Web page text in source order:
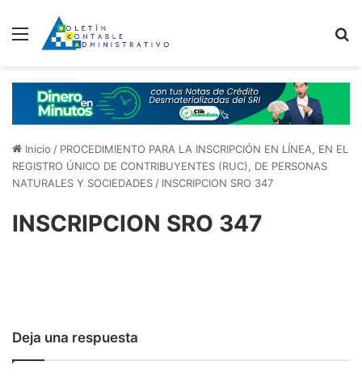
Menú
Inicio / PROCEDIMIENTO PARA LA INSCRIPCIÓN EN LÍNEA, EN EL
REGISTRO ÚNICO DE CONTRIBUYENTES (RUC), DE PERSONAS
NATURALES Y SOCIEDADES / INSCRIPCION SRO 347
INSCRIPCION SRO 347
Deja una respuesta